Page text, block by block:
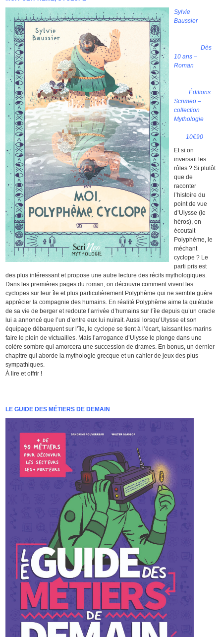
Sylvie
Baussier
Dès
10 ans –
Roman
Éditions
Scrimeo –
collection
Mythologie
10€90
Et si on
inversait les
rôles ? Si plutôt
que de
raconter
l’histoire du
point de vue
d’Ulysse (le
héros), on
écoutait
Polyphème, le
méchant
cyclope ? Le
parti pris est
des plus intéressant et propose une autre lecture des récits mythologiques.
Dans les premières pages du roman, on découvre comment vivent les
cyclopes sur leur île et plus particulièrement Polyphème qui ne semble guère
apprécier la compagnie des humains. En réalité Polyphème aime la quiétude
de sa vie de berger et redoute l’arrivée d’humains sur l’île depuis qu’un oracle
lui a annoncé que l’un d’entre eux lui nuirait. Aussi lorsqu’Ulysse et son
équipage débarquent sur l’île, le cyclope se tient à l’écart, laissant les marins
faire le plein de victuailles. Mais l’arrogance d’Ulysse le plonge dans une
colère sombre qui amorcera une succession de drames. En bonus, un dernier
chapitre qui aborde la mythologie grecque et un cahier de jeux des plus
sympathiques.
À lire et offrir !
LE GUIDE DES MÉTIERS DE DEMAIN